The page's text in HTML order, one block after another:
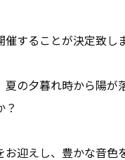
することが決定致し
の夕暮れ時から陽が
？
迎えし、豊かな音色